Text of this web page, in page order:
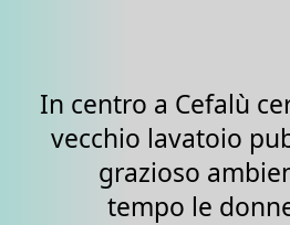
In centro a Cefalù
vecchio lavatoio
grazioso
tempo le